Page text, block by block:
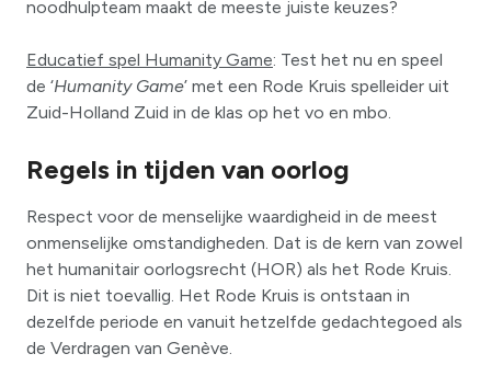
noodhulpteam maakt de meeste juiste keuzes?
Educatief spel Humanity Game: Test het nu en speel
de ‘Humanity Game’ met een Rode Kruis spelleider uit
Zuid-Holland Zuid in de klas op het vo en mbo.
Regels in tijden van oorlog
Respect voor de menselijke waardigheid in de meest
onmenselijke omstandigheden. Dat is de kern van zowel
het humanitair oorlogsrecht (HOR) als het Rode Kruis.
Dit is niet toevallig. Het Rode Kruis is ontstaan in
dezelfde periode en vanuit hetzelfde gedachtegoed als
de Verdragen van Genève.